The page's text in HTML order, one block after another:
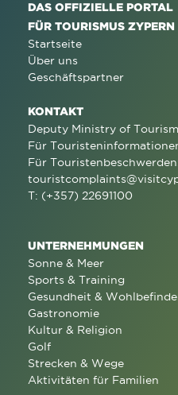
DAS OFFIZIELLE PORTAL
FÜR TOURISMUS ZYPERN
Startseite
Über uns
Geschäftspartner
KONTAKT
Deputy Ministry of Tourism
Für
Für
T: (+357) 22691100
UNTERNEHMUNGEN
Sonne & Meer
Sports & Training
Gesundheit &
Gastronomie
Kultur & Religion
Golf
Strecken & Wege
Aktivitäten für Familien